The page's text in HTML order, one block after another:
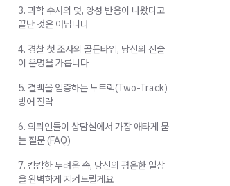
3. 과학 수사의 덫, 양성 반응이 나왔다고
끝난 것은 아닙니다
4. 경찰 첫 조사의 골든타임, 당신의 진술
이 운명을 가릅니다
5. 결백을 입증하는 투트랙(Two-Track)
방어 전략
6. 의뢰인들이 상담실에서 가장 애타게 묻
는 질문 (FAQ)
7. 캄캄한 두려움 속, 당신의 평온한 일상
을 완벽하게 지켜드릴게요